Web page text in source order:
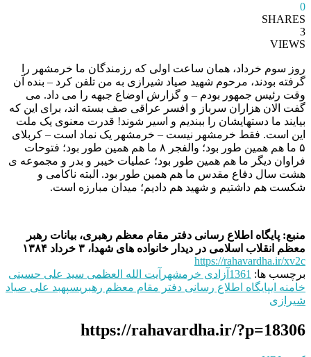
0
SHARES
3
VIEWS
روز سوم خرداد، همان ساعت اولى که رزمندگان ما خرمشهر را
گرفته بودند، مرحوم شهید صیاد شیرازى به من تلفن کرد – بنده آن
وقت رئیس جمهور بودم – و گزارش اوضاع جبهه را مى داد. مى
گفت الان هزاران سرباز و افسر عراقى صف بسته اند، براى این که
بیایند ما دستهایشان را ببندیم و اسیر شوند! قدرت معنوى یک ملت
این است. فقط خرمشهر نیست – خرمشهر یک نماد است – کربلاى
۵ ما هم همین طور بود؛ والفجر ۸ ما هم همین طور بود؛ فتوحات
فراوان دیگر ما هم همین طور بود؛ عملیات خیبر و بدر و مجموعه ى
هشت سال دفاع مقدس ما هم همین طور بود. البته ناکامى و
شکست هم داشتیم و شهید هم دادیم؛ میدان مبارزه است.
منبع: پایگاه اطلاع رسانی دفتر مقام معظم رهبری، بیانات رهبر
معظم انقلاب اسلامى در دیدار خانواده هاى شهدا، ۳ خرداد ۱۳۸۴
https://rahavardha.ir/xv2c
برچسب ها: 1361 آزادی خرمشهر آیت الله العظمی سید علی حسینی
خامنه ایپایگاه اطلاع رسانی دفتر مقام معظم رهبریسپهبد علی صیاد
شیرازی
https://rahavardha.ir/?p=18306